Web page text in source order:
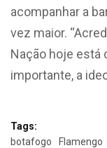
acompanhar a
vez maior.
Nação hoje está
importante, a
Tags:
botafogo
Flamengo